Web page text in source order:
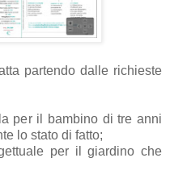
partendo dalle richieste
per il bambino di tre anni
lo stato di fatto;
per il giardino che